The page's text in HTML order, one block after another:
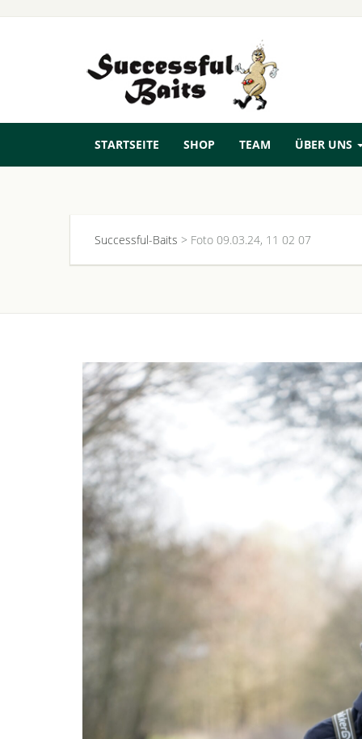
STARTSEITE SHOP TEAM ÜBER UNS
Successful-Baits > Foto 09.03.24, 11 02 07